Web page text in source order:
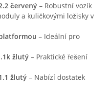
červený – Robustní vozík
a kuličkovými ložisky v
– Ideální pro
žlutý – Praktické řešení
žlutý – Nabízí dostatek